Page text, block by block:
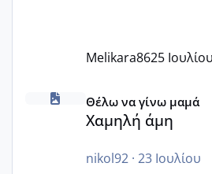
Melikara8625 Ιουλίου
Χαμηλή άμη
Θέλω να γίνω μαμά
Χαμηλή άμη
nikol92· 23 Ιουλίου